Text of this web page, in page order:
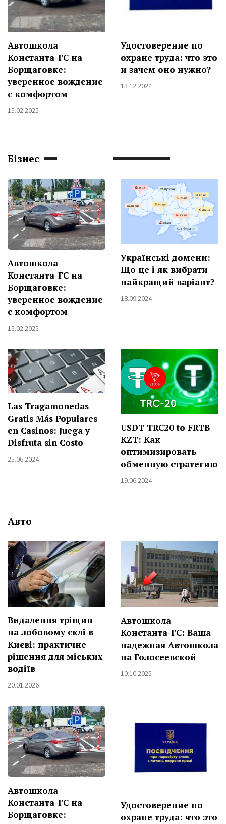
Автошкола
Константа-ГС на
Борщаговке:
уверенное вождение
с комфортом
15.02.2025
Удостоверение по
охране труда: что это
и зачем оно нужно?
13.12.2024
Бізнес
Автошкола
Константа-ГС на
Борщаговке:
уверенное вождение
с комфортом
15.02.2025
Українські домени:
Що це і як вибрати
найкращий варіант?
18.09.2024
Las Tragamonedas
Gratis Más Populares
en Casinos: Juega y
Disfruta sin Costo
25.06.2024
USDT TRC20 to FRTB
KZT: Как
оптимизировать
обменную стратегию
19.06.2024
Авто
Видалення тріщин
на лобовому склі в
Києві: практичне
рішення для міських
водіїв
20.01.2026
Автошкола
Константа-ГС: Ваша
надежная Автошкола
на Голосеевской
10.10.2025
Автошкола
Константа-ГС на
Борщаговке:
Удостоверение по
охране труда: что это